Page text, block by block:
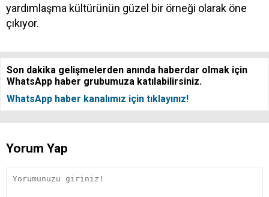
yardımlaşma kültürünün güzel bir örneği olarak öne
çıkıyor.
Son dakika gelişmelerden anında haberdar olmak için
WhatsApp haber grubumuza katılabilirsiniz.
WhatsApp haber kanalımız için tıklayınız!
Yorum Yap